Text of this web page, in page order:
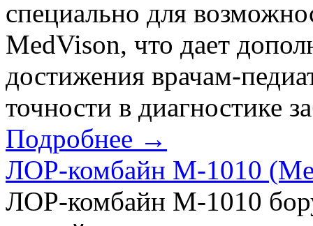
специально для
MedVison, что дает
достижения врачам-
точности в диагностике
Подробнее →
ЛОР-комбайн M-1010
ЛОР-комбайн M-1010